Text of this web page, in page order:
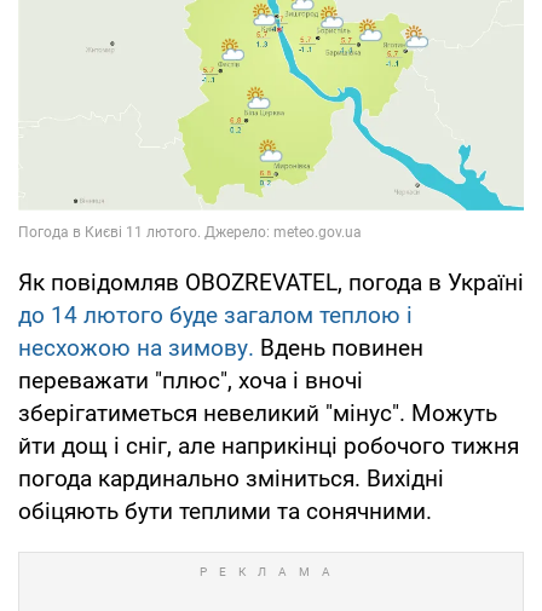
Як повідомляв OBOZREVATEL, погода в Україні
до 14 лютого буде загалом теплою і
несхожою на зимову. Вдень повинен
переважати "плюс", хоча і вночі
зберігатиметься невеликий "мінус". Можуть
йти дощ і сніг, але наприкінці робочого тижня
погода кардинально зміниться. Вихідні
обіцяють бути теплими та сонячними.